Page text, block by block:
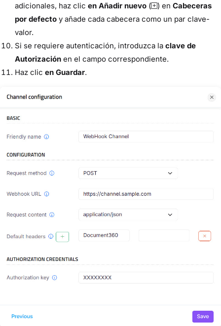
adicionales, haz clic en Añadir nuevo ( ) en Cabeceras
por defecto y añade cada cabecera como un par clave-
valor.
Si se requiere autenticación, introduzca la clave de
Autorización en el campo correspondiente.
Haz clic en Guardar.